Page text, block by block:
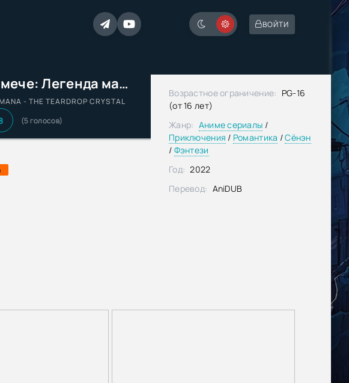
ВОЙТИ
Легенда о святом мече: Легенда маны — Каплевидный кристалл
- THE TEARDROP CRYSTAL
(5 голосов)
Возрастное ограничение: PG-16
(от 16 лет)
Жанр: Аниме сериалы /
Приключения / Романтика /Сёнэн
/ Фэнтези
Год: 2022
Перевод: AniDUB